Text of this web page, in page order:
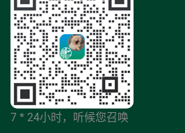
7 * 24小时，听候您召唤